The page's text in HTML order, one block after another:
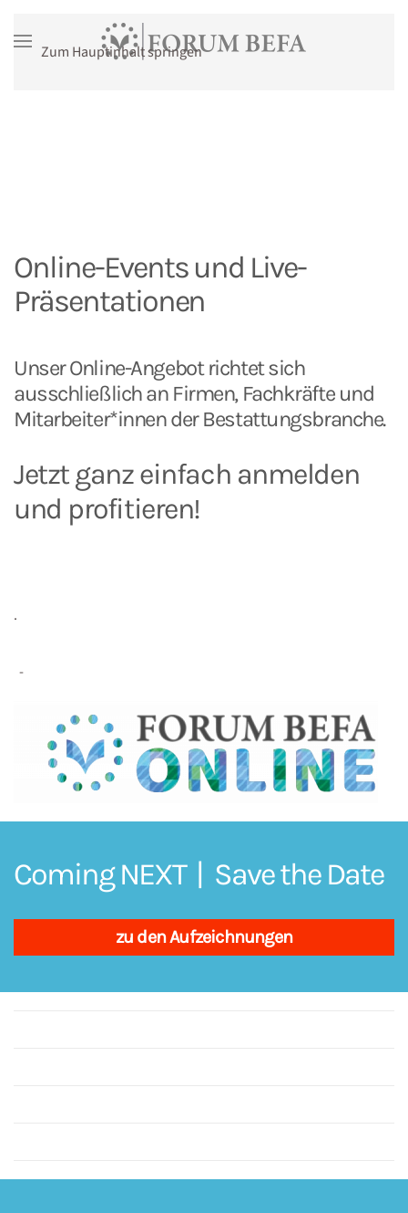
Zum Hauptinhalt springen
Online-Events und Live-
Präsentationen
Unser Online-Angebot richtet sich
ausschließlich an Firmen, Fachkräfte und
Mitarbeiter*innen der Bestattungsbranche.
Jetzt ganz einfach anmelden
und profitieren!
.
-
Coming NEXT | Save the Date
zu den Aufzeichnungen